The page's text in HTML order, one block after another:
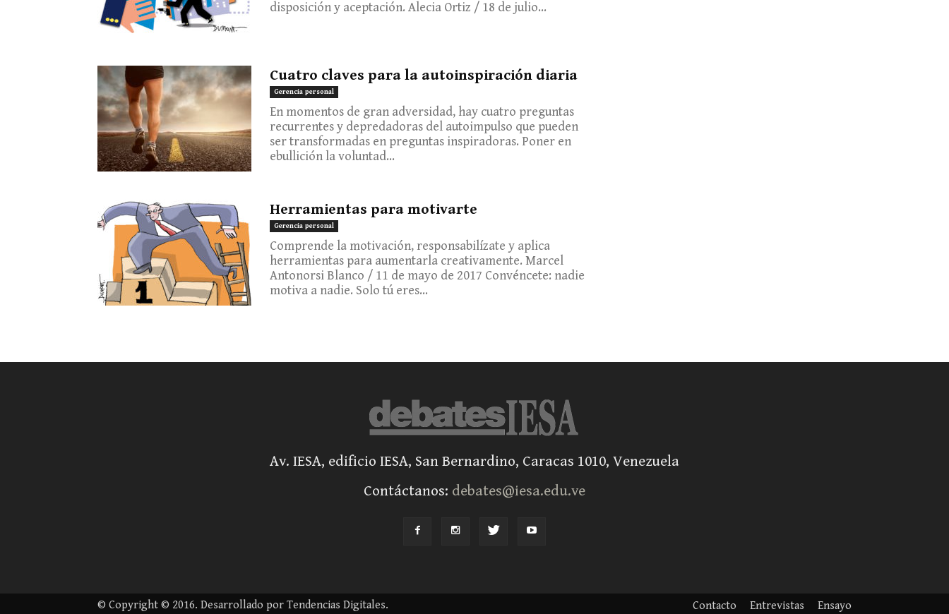
disposición y aceptación. Alecia Ortiz / 18 de julio...
Cuatro claves para la autoinspiración diaria
Gerencia personal
En momentos de gran adversidad, hay cuatro preguntas
recurrentes y depredadoras del autoimpulso que pueden
ser transformadas en preguntas inspiradoras. Poner en
ebullición la voluntad...
Herramientas para motivarte
Gerencia personal
Comprende la motivación, responsabilízate y aplica
herramientas para aumentarla creativamente. Marcel
Antonorsi Blanco / 11 de mayo de 2017 Convéncete: nadie
motiva a nadie. Solo tú eres...
Av. IESA, edificio IESA, San Bernardino, Caracas 1010, Venezuela
Contáctanos: debates@iesa.edu.ve
Contacto Entrevistas Ensayo
© Copyright © 2016. Desarrollado por Tendencias Digitales.